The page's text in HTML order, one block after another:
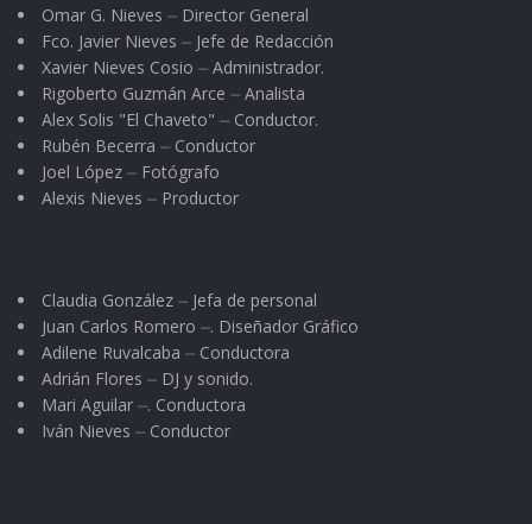
Omar G. Nieves ⏤ Director General
Fco. Javier Nieves ⏤ Jefe de Redacción
Xavier Nieves Cosio ⏤ Administrador.
Rigoberto Guzmán Arce ⏤ Analista
Alex Solis "El Chaveto" ⏤ Conductor.
Rubén Becerra ⏤ Conductor
Joel López ⏤ Fotógrafo
Alexis Nieves ⏤ Productor
Claudia González ⏤ Jefa de personal
Juan Carlos Romero ⏤. Diseñador Gráfico
Adilene Ruvalcaba ⏤ Conductora
Adrián Flores ⏤ DJ y sonido.
Mari Aguilar ⏤. Conductora
Iván Nieves ⏤ Conductor